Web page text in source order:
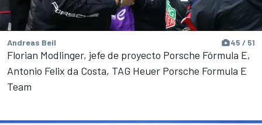
Andreas Beil 45 / 51
Florian Modlinger, jefe de proyecto Porsche Fórmula E,
Antonio Felix da Costa, TAG Heuer Porsche Formula E
Team